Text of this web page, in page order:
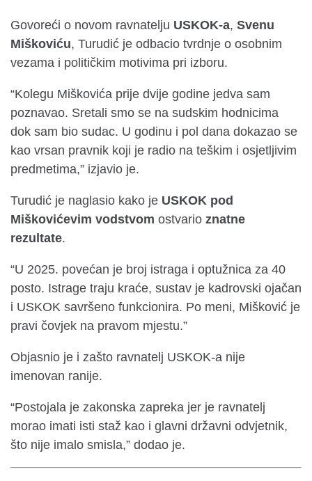
Govoreći o novom ravnatelju USKOK-a, Svenu
Miškoviću, Turudić je odbacio tvrdnje o osobnim
vezama i političkim motivima pri izboru.
“Kolegu Miškovića prije dvije godine jedva sam
poznavao. Sretali smo se na sudskim hodnicima
dok sam bio sudac. U godinu i pol dana dokazao se
kao vrsan pravnik koji je radio na teškim i osjetljivim
predmetima,” izjavio je.
Turudić je naglasio kako je USKOK pod
Miškovićevim vodstvom ostvario znatne
rezultate.
“U 2025. povećan je broj istraga i optužnica za 40
posto. Istrage traju kraće, sustav je kadrovski ojačan
i USKOK savršeno funkcionira. Po meni, Mišković je
pravi čovjek na pravom mjestu.”
Objasnio je i zašto ravnatelj USKOK-a nije
imenovan ranije.
“Postojala je zakonska zapreka jer je ravnatelj
morao imati isti staž kao i glavni državni odvjetnik,
što nije imalo smisla,” dodao je.